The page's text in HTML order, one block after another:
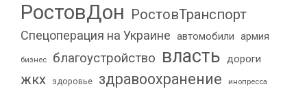
РостовДон РостовТранспорт
Спецоперация на Украине автомобили армия
бизнес благоустройство власть дороги
жкх здоровье здравоохранение инопресса